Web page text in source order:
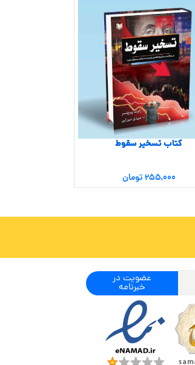
کتاب تسخیر سقوط
۲۵۵,۰۰۰تومان
عضویت در
خبرنامه